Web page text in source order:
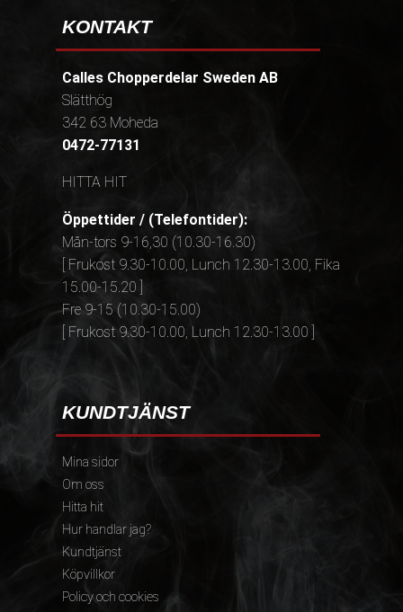
KONTAKT
Calles Chopperdelar Sweden AB
Slätthög
342 63 Moheda
0472-77131
HITTA HIT
Öppettider / (Telefontider):
Mån-tors 9-16,30 (10.30-16.30)
[ Frukost 9.30-10.00, Lunch 12.30-13.00, Fika
15.00-15.20 ]
Fre 9-15 (10.30-15.00)
[ Frukost 9.30-10.00, Lunch 12.30-13.00 ]
KUNDTJÄNST
Mina sidor
Om oss
Hitta hit
Hur handlar jag?
Kundtjänst
Köpvillkor
Policy och cookies